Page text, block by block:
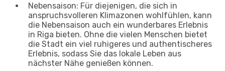
Nebensaison: Für diejenigen, die sich in
anspruchsvolleren Klimazonen wohlfühlen, kann
die Nebensaison auch ein wunderbares Erlebnis
in Riga bieten. Ohne die vielen Menschen bietet
die Stadt ein viel ruhigeres und authentischeres
Erlebnis, sodass Sie das lokale Leben aus
nächster Nähe genießen können.